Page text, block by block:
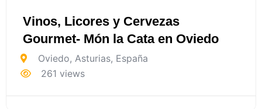
Vinos, Licores y Cervezas
Gourmet- Món la Cata en Oviedo
Oviedo, Asturias, España
261 views